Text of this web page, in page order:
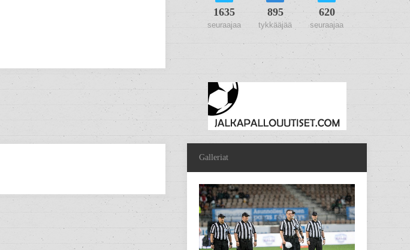
1635
seuraajaa
895
tykkääjää
620
seuraajaa
Galleriat